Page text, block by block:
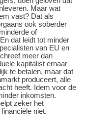
Maar wat
vast? Dat als
ook soberder
of
dat leidt tot minder
van EU en
meer dan
kapitalist ernaar
te betalen, maar dat
produceert, alle
heeft. Idem voor de
inkomsten.
zeker het
niet.